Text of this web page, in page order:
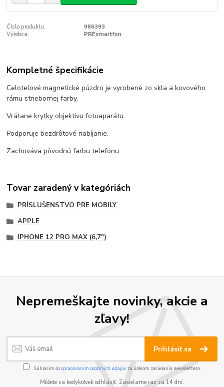
Číslo produktu:
986393
Výrobca:
PREsmartfon
Kompletné špecifikácie
Celotelové magnetické púzdro je vyrobené zo skla a kovového
rámu striebornej farby.
Vrátane krytky objektívu fotoaparátu.
Podporuje bezdrôtové nabíjanie.
Zachováva pôvodnú farbu telefónu.
Tovar zaradený v kategóriách
PRÍSLUŠENSTVO PRE MOBILY
APPLE
IPHONE 12 PRO MAX (6,7")
Nepremeškajte novinky, akcie a
zľavy!
Prihlásiť sa
Súhlasím sospracovaním osobných údajov za účelom zasielania newslettera.
Môžete sa kedykoľvek odhlásiť. Zasielame raz za 14 dní.